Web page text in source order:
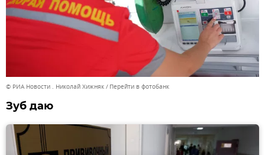
© РИА Новости . Николай Хижняк Перейти в фотобанк
Зуб даю